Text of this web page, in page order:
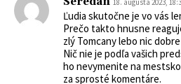
18. augusta 2023,
Ľudia skutočne je vo vás
Prečo takto hnusne
zlý Tomcany lebo nic
Nič nie je podľa vašich
ho nevymenite na
za sprosté komentáre.